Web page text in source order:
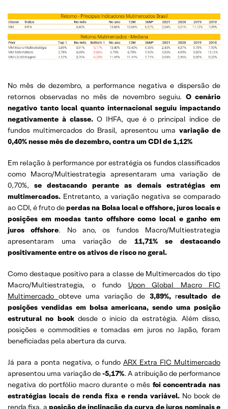
No mês de dezembro, a performance negativa e dispersão de
retornos observadas no mês de novembro seguiu. O cenário
negativo tanto local quanto internacional seguiu impactando
negativamente à classe. O IHFA, que é o principal índice de
fundos multimercados do Brasil, apresentou uma variação de
0,40% nesse mês de dezembro, contra um CDI de 1,12%
Em relação à performance por estratégia os fundos classificados
como Macro/Multiestrategia apresentaram uma variação de
0,70%, se destacando perante as demais estratégias em
multimercados. Entretanto, a variação negativa se comparado
ao CDI, é fruto deperdas na Bolsa local e offshore, juros locais e
posições em moedas tanto offshore como local e ganho em
juros offshore. No ano, os fundos Macro/Multiestrategia
apresentaram uma variação de 11,71% se destacando
positivamente entre os ativos de risco no geral.
Como destaque positivo para a classe de Multimercados do tipo
Macro/Multiestrategia, o fundo Upon Global Macro FIC
Multimercado obteve uma variação de 3,89%,resultado de
posições vendidas em bolsa americana, sendo uma posição
estrutural no bookdesde o inicio da estratégia. Além disso,
posições e commodities e tomadas em juros no Japão, foram
beneficiadas pela abertura da curva.
Já para a ponta negativa, o fundo ARX Extra FIC Multimercado
apresentou uma variação de-5,17%. A atribuição de performance
negativa do portfólio macro durante o mês foi concentrada nas
estratégias locais de renda fixa e renda variável.No book de
renda fixa, aposição de inclinação da curva de juros nominais e